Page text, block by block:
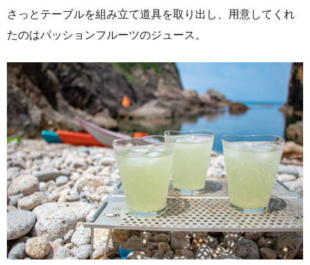
さっとテーブルを組み立て道具を取り出し、用意してくれ
たのはパッションフルーツのジュース。